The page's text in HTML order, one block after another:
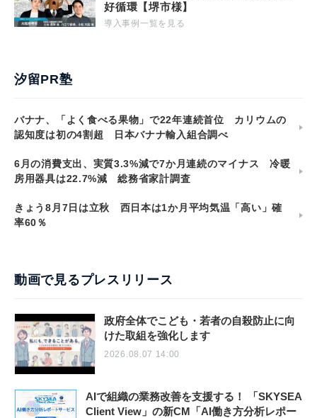
好循環【堺市様】
導入事例一覧を見る
汐留PR塾
バナナ、「よく食べる果物」で22年連続首位 カリウムの
認知度は初の4割超 日本バナナ輸入組合調べ
6月の消費支出、実質3.3%減で7か月連続のマイナス 冷暖
房用器具は22.7%減 総務省家計調査
きょう8月7日は立秋 西日本は1か月平均気温「高い」確
率60％
動画で見るプレスリリース
政府全体でこども・若者の自殺防止に向
けた取組を強化します
2026.08.07 14:00
AIで組織の業務改善を支援する！ 「SKYSEA
Client View」の新CM「AI働き方分析レポー